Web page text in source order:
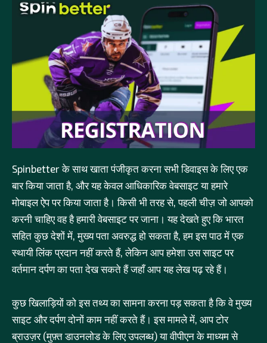
Spinbetter के साथ खाता पंजीकृत करना सभी डिवाइस के लिए एक
बार किया जाता है, और यह केवल आधिकारिक वेबसाइट या हमारे
मोबाइल ऐप पर किया जाता है। किसी भी तरह से, पहली चीज़ जो आपको
करनी चाहिए वह है हमारी वेबसाइट पर जाना। यह देखते हुए कि भारत
सहित कुछ देशों में, मुख्य पता अवरुद्ध हो सकता है, हम इस पाठ में एक
स्थायी लिंक प्रदान नहीं करते हैं, लेकिन आप हमेशा उस साइट पर
वर्तमान दर्पण का पता देख सकते हैं जहाँ आप यह लेख पढ़ रहे हैं।
कुछ खिलाड़ियों को इस तथ्य का सामना करना पड़ सकता है कि वे मुख्य
साइट और दर्पण दोनों काम नहीं करते हैं। इस मामले में, आप टोर
ब्राउज़र (मुफ़्त डाउनलोड के लिए उपलब्ध) या वीपीएन के माध्यम से